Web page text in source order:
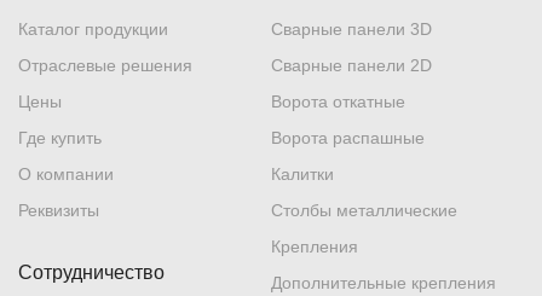
Каталог продукции
Отраслевые решения
Цены
Где купить
О компании
Реквизиты
Сварные панели 3D
Сварные панели 2D
Ворота откатные
Ворота распашные
Калитки
Столбы металлические
Крепления
Дополнительные крепления
Сотрудничество